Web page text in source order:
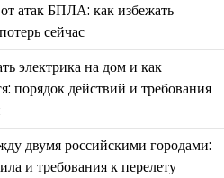
атак БПЛА: как избежать
сейчас
электрика на дом и как
порядок действий и требования
двумя российскими городами:
и требования к перелету